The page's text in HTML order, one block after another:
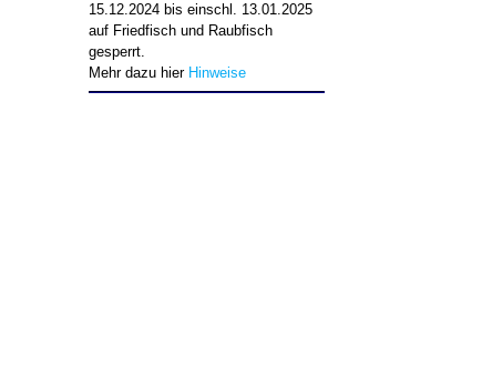
15.12.2024 bis einschl. 13.01.2025
auf Friedfisch und Raubfisch
gesperrt.
Mehr dazu hier Hinweise